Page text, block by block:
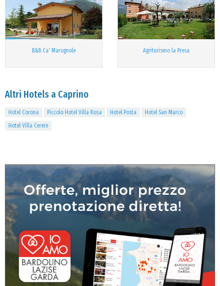
B&B Ca' Marognole Agriturismo la Presa
Altri Hotels a Caprino
Hotel Corona Piccolo Hotel Villa Rosa Hotel Posta
Hotel San Marco
Hotel Villa Cerere